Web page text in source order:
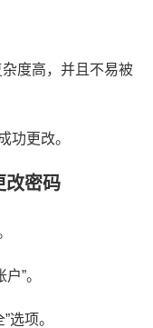
度高，并且不易被
功更改。
改密码
”。
选项。